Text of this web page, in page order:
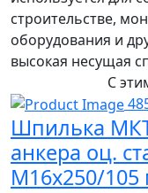
строительстве,
оборудования и
высокая несущая
С
Шпилька
анкера оц.
M16x250/